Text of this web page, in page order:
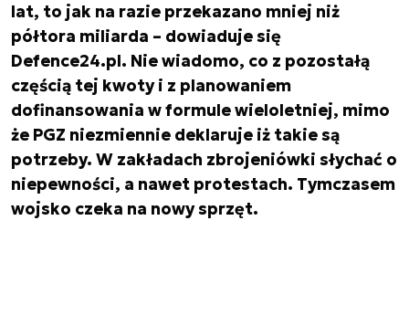
lat, to jak na razie przekazano mniej niż
półtora miliarda – dowiaduje się
Defence24.pl. Nie wiadomo, co z pozostałą
częścią tej kwoty i z planowaniem
dofinansowania w formule wieloletniej, mimo
że PGZ niezmiennie deklaruje iż takie są
potrzeby. W zakładach zbrojeniówki słychać o
niepewności, a nawet protestach. Tymczasem
wojsko czeka na nowy sprzęt.